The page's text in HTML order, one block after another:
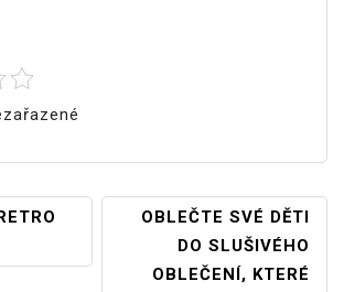
OBLEČTE SVÉ DĚTI
DO SLUŠIVÉHO
OBLEČENÍ, KTERÉ